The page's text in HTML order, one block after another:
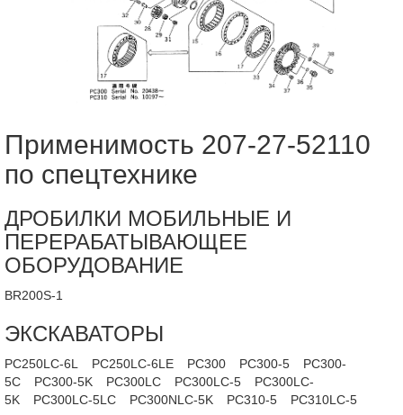
Применимость 207-27-52110
по спецтехнике
ДРОБИЛКИ МОБИЛЬНЫЕ И
ПЕРЕРАБАТЫВАЮЩЕЕ
ОБОРУДОВАНИЕ
BR200S-1
ЭКСКАВАТОРЫ
PC250LC-6L PC250LC-6LE PC300 PC300-5
PC300-
5C
PC300-5K PC300LC PC300LC-5
PC300LC-
5K
PC300LC-5LC PC300NLC-5K PC310-5 PC310LC-5